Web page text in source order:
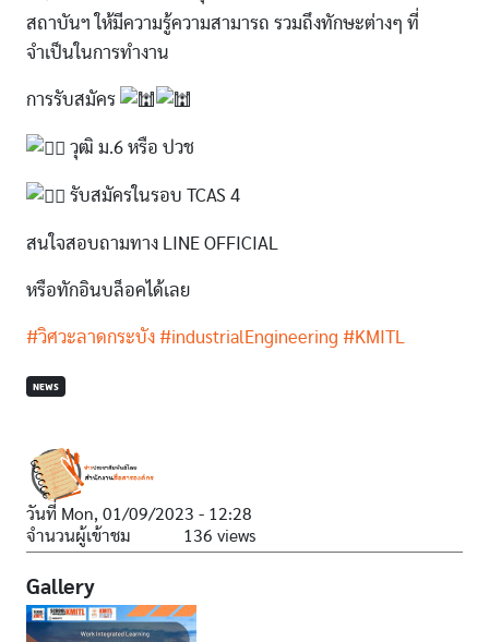
สถาบันฯ ให้มีความรู้ความสามารถ รวมถึงทักษะต่างๆ ที่
จำเป็นในการทำงาน
การรับสมัคร
วุฒิ ม.6 หรือ ปวช
รับสมัครในรอบ TCAS 4
สนใจสอบถามทาง LINE OFFICIAL
หรือทักอินบล็อคได้เลย
#วิศวะลาดกระบัง #industrialEngineering #KMITL
NEWS
วันที่ Mon, 01/09/2023 - 12:28
จำนวนผู้เข้าชม
136 views
Gallery